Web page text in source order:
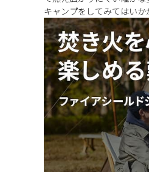
キャンプをしてみてはいか